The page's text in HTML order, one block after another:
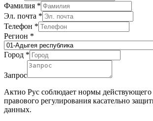
Фамилия *
Эл. почта *
Телефон *
Регион *
Город *
Запрос
Актио Рус соблюдает нормы
правового регулирования касательно
данных.